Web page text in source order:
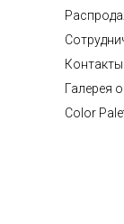
Контакты
Галерея
Color